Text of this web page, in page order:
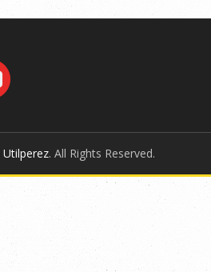
Utilperez. All Rights Reserved.